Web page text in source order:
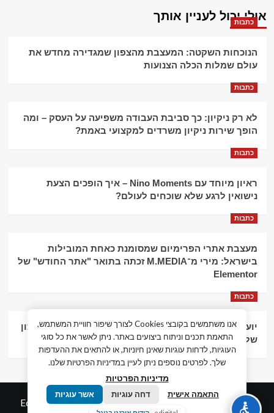
אולי יכול לעניין אותך
כתבות
הנוכחות השקטה: המעצבת מהצפון שמגדירה מחדש את
עולם שמלות הכלה הצנועות
כתבות
לא רק ניקיון: כך סביבת העבודה משפיעה על העסק – ומה
הופך שירות ניקיון משרדים למקצועי באמת?
כתבות
ראיון מיוחד עם Nino Moments – איך הופכים הצעת
נישואין לרגע שלא שוכחים לעולם?
כתבות
מעצבת אתרי הפרימיום שמסומנת כאחת המובילות
בישראל: מירי מ־M.MEDIA זכתה בתואר "אתר החודש" של
Elementor
כתבות
יועץ עסקי וליווי פיננסי – הדרך לצמיחה כלכלית וניהול נכון
של העסק
© כל הזכויות שמורות חדשות המאה ה-21 |
Edigital.co.ilby
אנו משתמשים בקובצי Cookies לצורך שיפור חוויית המשתמש,
התאמת תכנים וניתוח ביצועים באתר. ניתן לאשר את כל סוגי
העוגיות, לדחות עוגיות שאינן חיוניות, או להתאים את ההעדפות
שלך. לפרטים נוספים ניתן לעיין במדיניות הפרטיות שלנו.
מדיניות הפרטיות
התאמה אישית דחה עוגיות אשר עוגיות